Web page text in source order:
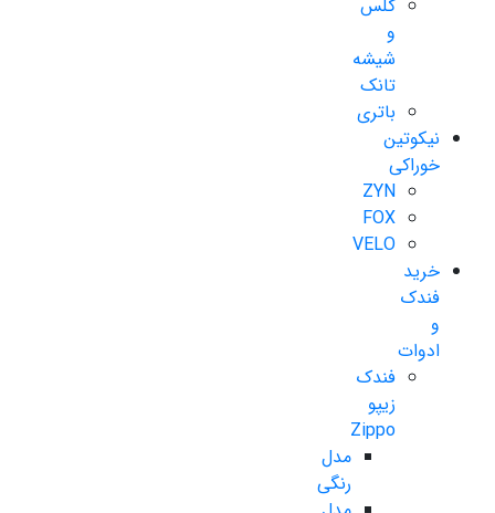
گلس
و
شیشه
تانک
باتری
نیکوتین
خوراکی
ZYN
FOX
VELO
خرید
فندک
و
ادوات
فندک
زیپو
Zippo
مدل
رنگی